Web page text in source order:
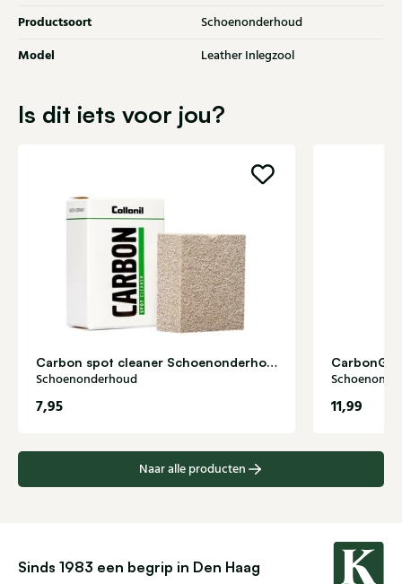
Productsoort Schoenonderhoud
Model Leather Inlegzool
Is dit iets voor jou?
Carbon spot cleaner Schoenonderhoud
Schoenonderhoud
7,95 11,99
Naar alle producten
Sinds 1983 een begrip in Den Haag